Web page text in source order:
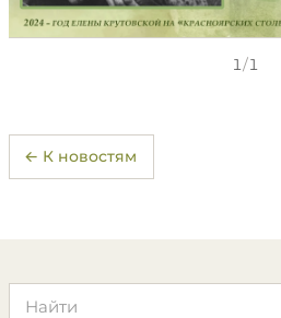
1/1
← К новостям